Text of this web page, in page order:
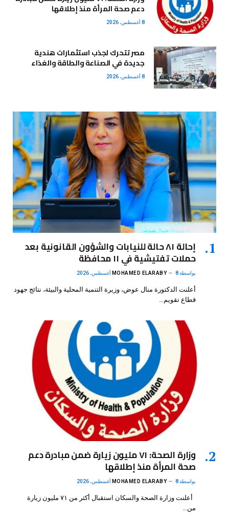
دعم صحة المرأة منذ إطلاقها
8 أغسطس، 2026
مصر تتحرك لجذب استثمارات هندية
جديدة في الصناعة والطاقة والغذاء
8 أغسطس، 2026
إحالة ٨١ حالة للنيابات والشؤون القانونية بعد
حملات تفتيشية في ١١ محافظة
بواسطة MOHAMED ELARABY 8 أغسطس، 2026
أعلنت الدكتورة منال عوض، وزيرة التنمية المحلية والبيئة، نتائج جهود
قطاع تقويم…
وزارة الصحة: ٧١ مليون زيارة ضمن مبادرة دعم
صحة المرأة منذ إطلاقها
بواسطة MOHAMED ELARABY 8 أغسطس، 2026
أعلنت وزارة الصحة والسكان استقبال أكثر من ٧١ مليون زيارة
من…